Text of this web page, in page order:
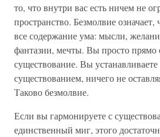
то, что внутри вас есть ничем не
пространство. Безмолвие
все содержание ума: мысли,
фантазии, мечты. Вы просто прямо
существование. Вы устанавливаете
существованием, ничего не
Таково безмолвие.
Если вы гармонируете с
единственный миг, этого